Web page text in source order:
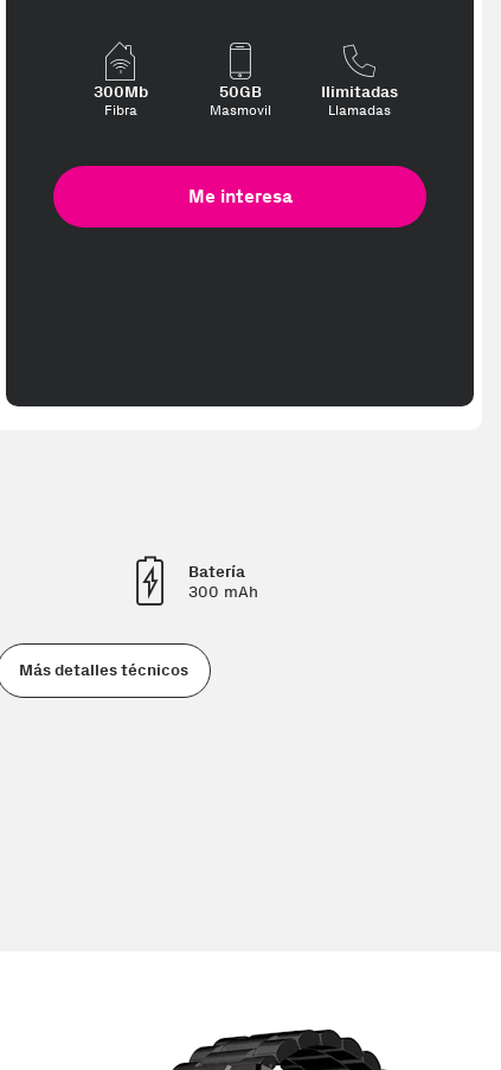
300Mb
Fibra
50GB
Masmovil
Ilimitadas
Llamadas
Me interesa
Batería
300 mAh
Más detalles técnicos